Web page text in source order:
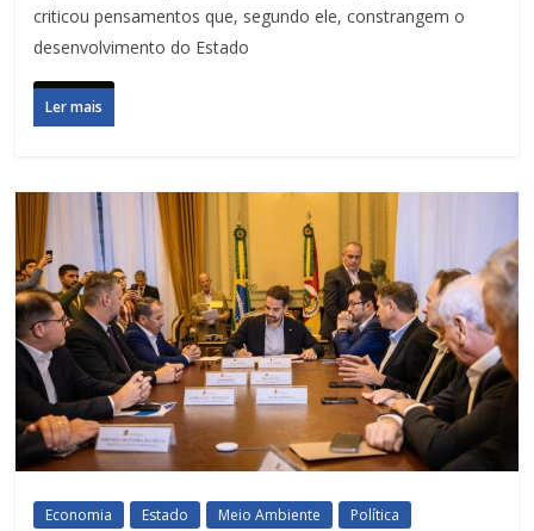
criticou pensamentos que, segundo ele, constrangem o
desenvolvimento do Estado
Ler mais
Economia Estado Meio Ambiente Política